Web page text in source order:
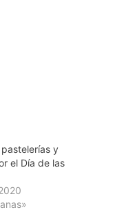
y
el Día de las